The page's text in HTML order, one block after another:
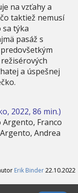
na vzťahy a
taktiež nemusí
sa týka
pasáž s
a úspešnej
2022, 86 min.)
Argento, Franco
Andrea
Erik Binder22.10.2022